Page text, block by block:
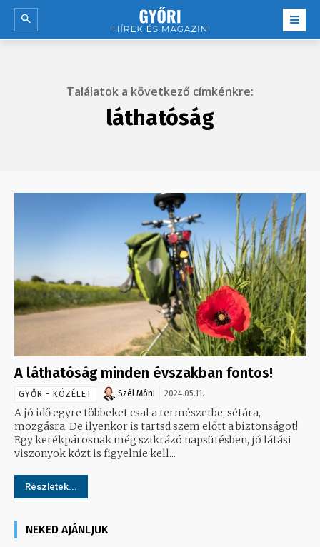
Találatok a következő címkénkre:
láthatóság
A láthatóság minden évszakban fontos!
GYŐR - KÖZÉLET Szél Móni 2024.05.11.
A jó idő egyre többeket csal a természetbe, sétára,
mozgásra. De ilyenkor is tartsd szem előtt a biztonságot!
Egy kerékpárosnak még szikrázó napsütésben, jó látási
viszonyok közt is figyelnie kell...
Részletek...
NEKED AJÁNLJUK